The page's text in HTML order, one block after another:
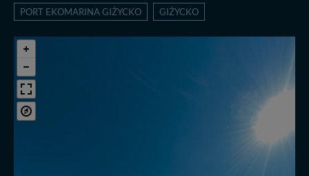
PORT EKOMARINA GIŻYCKO GIŻYCKO